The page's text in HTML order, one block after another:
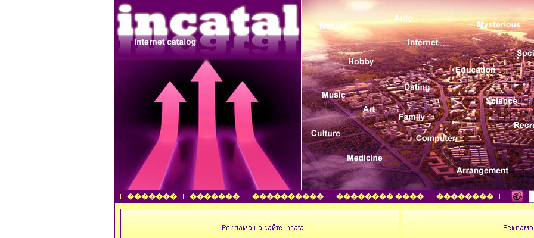
������� ������� ���������� �������� ���� ��������